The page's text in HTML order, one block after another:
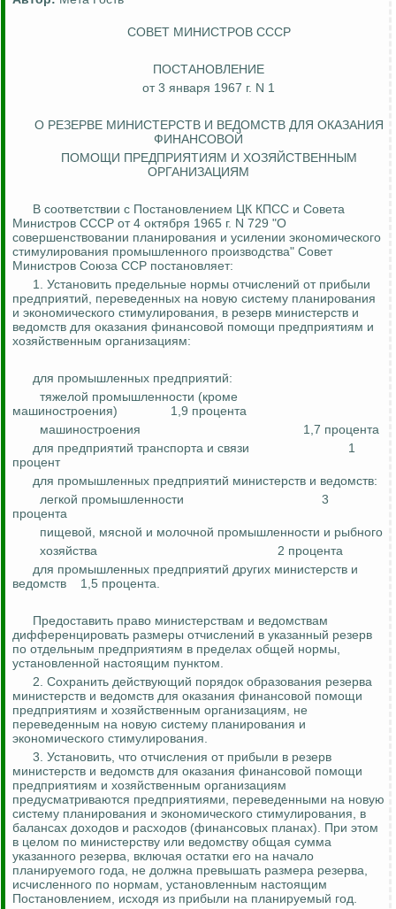
СОВЕТ МИНИСТРОВ СССР
ПОСТАНОВЛЕНИЕ
от 3 января 1967 г. N 1
О РЕЗЕРВЕ МИНИСТЕРСТВ И ВЕДОМСТВ ДЛЯ ОКАЗАНИЯ
ФИНАНСОВОЙ
ПОМОЩИ ПРЕДПРИЯТИЯМ И ХОЗЯЙСТВЕННЫМ
ОРГАНИЗАЦИЯМ
В соответствии с Постановлением ЦК КПСС и Совета
Министров СССР от 4 октября 1965 г. N 729 "О
совершенствовании планирования и усилении экономического
стимулирования промышленного производства" Совет
Министров Союза ССР постановляет:
1. Установить предельные нормы отчислений от прибыли
предприятий, переведенных на новую систему планирования
и экономического стимулирования, в резерв министерств и
ведомств для оказания финансовой помощи предприятиям и
хозяйственным организациям:
для промышленных предприятий:
тяжелой промышленности (кроме
машиностроения)
1,9 процента
машиностроения
1,7 процента
для предприятий транспорта и связи
1
процент
для промышленных предприятий министерств и ведомств:
легкой промышленности
3
процента
пищевой, мясной и молочной промышленности и рыбного
хозяйства
2 процента
для промышленных предприятий других министерств и
ведомств
1,5 процента.
Предоставить право министерствам и ведомствам
дифференцировать размеры отчислений в указанный резерв
по отдельным предприятиям в пределах общей нормы,
установленной настоящим пунктом.
2. Сохранить действующий порядок образования резерва
министерств и ведомств для оказания финансовой помощи
предприятиям и хозяйственным организациям, не
переведенным на новую систему планирования и
экономического стимулирования.
3. Установить, что отчисления от прибыли в резерв
министерств и ведомств для оказания финансовой помощи
предприятиям и хозяйственным организациям
предусматриваются предприятиями, переведенными на новую
систему планирования и экономического стимулирования, в
балансах доходов и расходов (финансовых планах). При этом
в целом по министерству или ведомству общая сумма
указанного резерва, включая остатки его на начало
планируемого года, не должна превышать размера резерва,
исчисленного по нормам, установленным настоящим
Постановлением, исходя из прибыли на планируемый год.